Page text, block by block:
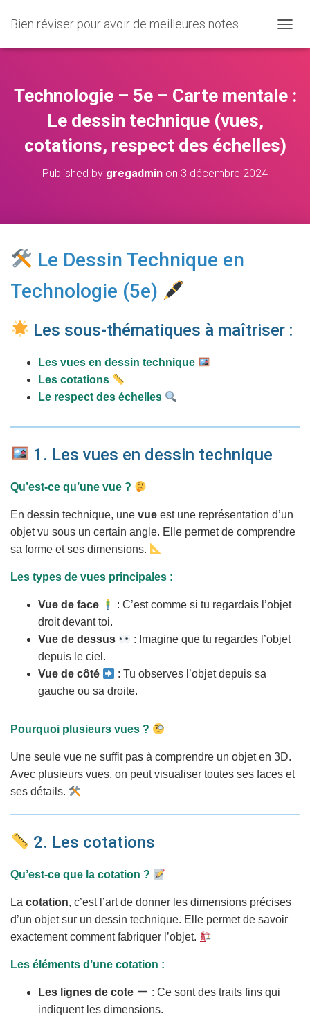
Bien réviser pour avoir de meilleures notes
U
R
E
R
O
Technologie – 5e – Carte mentale :
Le dessin technique (vues,
cotations, respect des échelles)
Published by gregadmin on 3 décembre 2024
Le Dessin Technique en
Technologie (5e)
Les sous-thématiques à maîtriser :
Les vues en dessin technique
Les cotations
Le respect des échelles
1. Les vues en dessin technique
Qu’est-ce qu’une vue ?
En dessin technique, une vue est une représentation d’un
objet vu sous un certain angle. Elle permet de comprendre
sa forme et ses dimensions.
Les types de vues principales :
Vue de face
: C’est comme si tu regardais l’objet
droit devant toi.
Vue de dessus
: Imagine que tu regardes l’objet
depuis le ciel.
Vue de côté
: Tu observes l’objet depuis sa
gauche ou sa droite.
Pourquoi plusieurs vues ?
Une seule vue ne suffit pas à comprendre un objet en 3D.
Avec plusieurs vues, on peut visualiser toutes ses faces et
ses détails.
2. Les cotations
Qu’est-ce que la cotation ?
La cotation, c’est l’art de donner les dimensions précises
d’un objet sur un dessin technique. Elle permet de savoir
exactement comment fabriquer l’objet.
Les éléments d’une cotation :
Les lignes de cote
: Ce sont des traits fins qui
indiquent les dimensions.